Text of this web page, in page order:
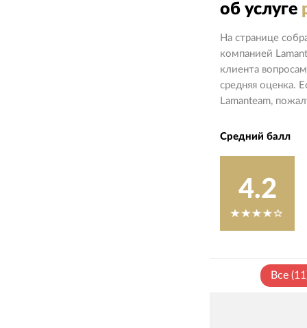
об услуге
На странице
компанией
клиента
средняя оценка.
Lamanteam,
Средний балл
4.2
Все (11